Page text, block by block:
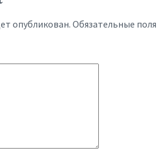
опубликован. Обязательные поля